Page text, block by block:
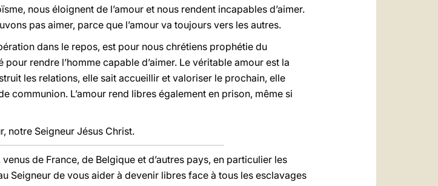
nous éloignent de l’amour et nous rendent incapables d’aimer.
pas aimer, parce que l’amour va toujours vers les autres.
dans le repos, est pour nous chrétiens prophétie du
rendre l’homme capable d’aimer. Le véritable amour est la
les relations, elle sait accueillir et valoriser le prochain, elle
L’amour rend libres également en prison, même si
notre Seigneur Jésus Christ.
de France, de Belgique et d’autres pays, en particulier les
Seigneur de vous aider à devenir libres face à tous les esclavages